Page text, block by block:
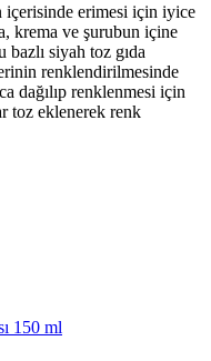
içerisinde erimesi için iyice
krema ve şurubun içine
siyah toz gıda
renklendirilmesinde
dağılıp renklenmesi için
toz eklenerek renk
150 ml